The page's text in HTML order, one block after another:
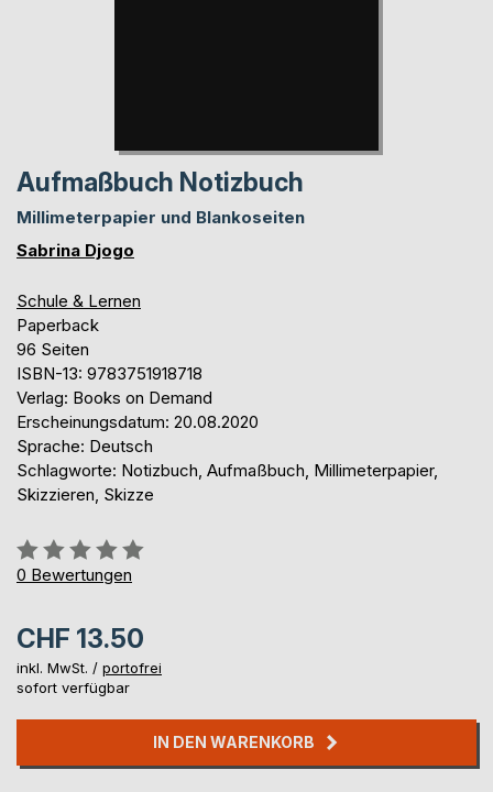
Aufmaßbuch Notizbuch
Millimeterpapier und Blankoseiten
Sabrina Djogo
Schule & Lernen
Paperback
96 Seiten
ISBN-13: 9783751918718
Verlag: Books on Demand
Erscheinungsdatum: 20.08.2020
Sprache: Deutsch
Schlagworte: Notizbuch, Aufmaßbuch, Millimeterpapier,
Skizzieren, Skizze
Bewertung::
0%
0 Bewertungen
CHF 13.50
inkl. MwSt. / portofrei
sofort verfügbar
IN DEN WARENKORB